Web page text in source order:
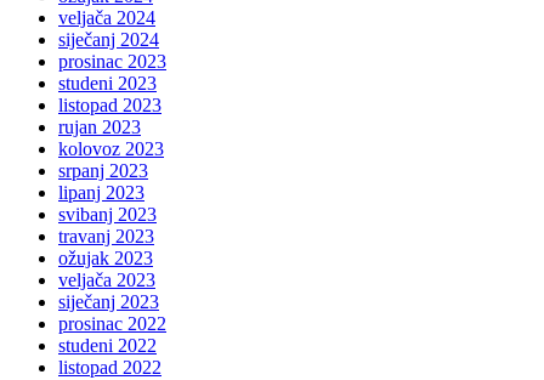
veljača 2024
siječanj 2024
prosinac 2023
studeni 2023
listopad 2023
rujan 2023
kolovoz 2023
srpanj 2023
lipanj 2023
svibanj 2023
travanj 2023
ožujak 2023
veljača 2023
siječanj 2023
prosinac 2022
studeni 2022
listopad 2022